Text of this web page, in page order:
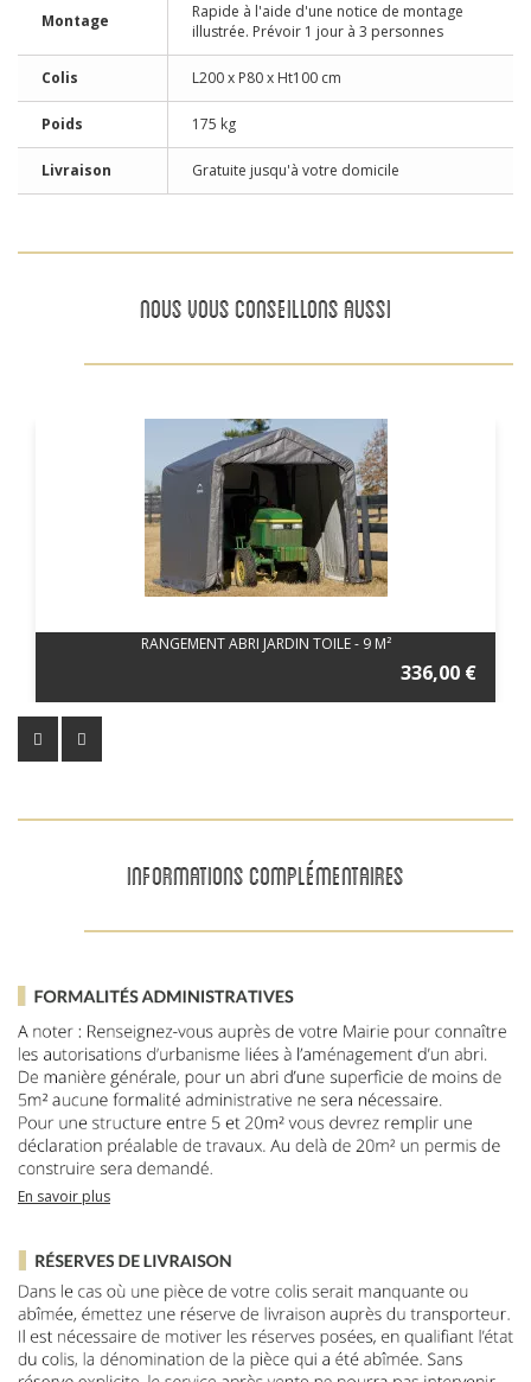
Montage
Rapide à l'aide d'une notice de montage
illustrée. Prévoir 1 jour à 3 personnes
Colis L200 x P80 x Ht100 cm
Poids 175 kg
Livraison Gratuite jusqu'à votre domicile
NOUS VOUS CONSEILLONS AUSSI
RANGEMENT ABRI JARDIN TOILE - 9 M²
336,00 €
INFORMATIONS COMPLÉMENTAIRES
En savoir plus